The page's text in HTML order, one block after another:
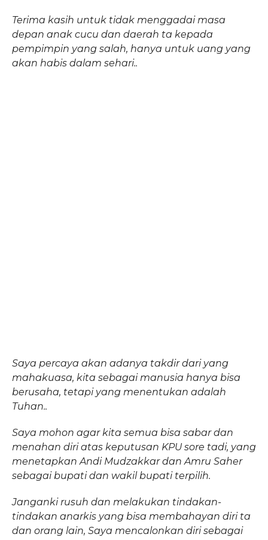
Terima kasih untuk tidak menggadai masa
depan anak cucu dan daerah ta kepada
pempimpin yang salah, hanya untuk uang yang
akan habis dalam sehari..
Saya percaya akan adanya takdir dari yang
mahakuasa, kita sebagai manusia hanya bisa
berusaha, tetapi yang menentukan adalah
Tuhan..
Saya mohon agar kita semua bisa sabar dan
menahan diri atas keputusan KPU sore tadi, yang
menetapkan Andi Mudzakkar dan Amru Saher
sebagai bupati dan wakil bupati terpilih.
Janganki rusuh dan melakukan tindakan-
tindakan anarkis yang bisa membahayan diri ta
dan orang lain, Saya mencalonkan diri sebagai